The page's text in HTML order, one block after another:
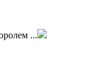
...